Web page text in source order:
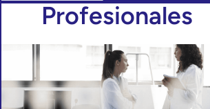
Profesionales